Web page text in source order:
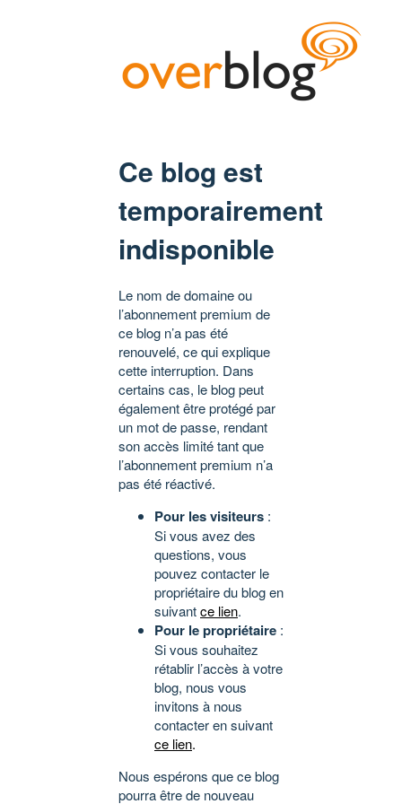
Ce blog est
temporairement
indisponible
Le nom de domaine ou
l’abonnement premium de
ce blog n’a pas été
renouvelé, ce qui explique
cette interruption. Dans
certains cas, le blog peut
également être protégé par
un mot de passe, rendant
son accès limité tant que
l’abonnement premium n’a
pas été réactivé.
Pour les visiteurs :
Si vous avez des
questions, vous
pouvez contacter le
propriétaire du blog en
suivantce lien.
Pour le propriétaire :
Si vous souhaitez
rétablir l’accès à votre
blog, nous vous
invitons à nous
contacter en suivant
ce lien.
Nous espérons que ce blog
pourra être de nouveau